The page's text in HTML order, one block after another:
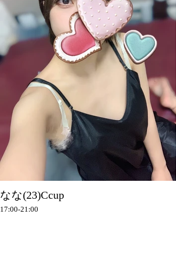
なな(23)Ccup
17:00-21:00